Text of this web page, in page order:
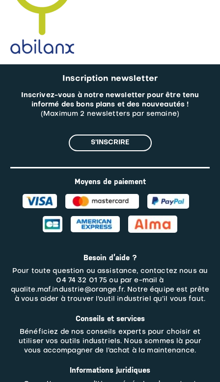
Inscription newsletter
Inscrivez-vous à notre newsletter pour être tenu
informé des bons plans et des nouveautés !
(Maximum 2 newsletters par semaine)
S’INSCRIRE
Moyens de paiement
Besoin d’aide ?
Pour toute question ou assistance, contactez nous au
04 74 32 01 75 ou par e-mail à
qualite.maf.industrie@orange.fr. Notre équipe est prête
à vous aider à trouver l’outil industriel qu’il vous faut.
Conseils et services
Bénéficiez de nos conseils experts pour choisir et
utiliser vos outils industriels. Nous sommes là pour
vous accompagner de l’achat à la maintenance.
Informations juridiques